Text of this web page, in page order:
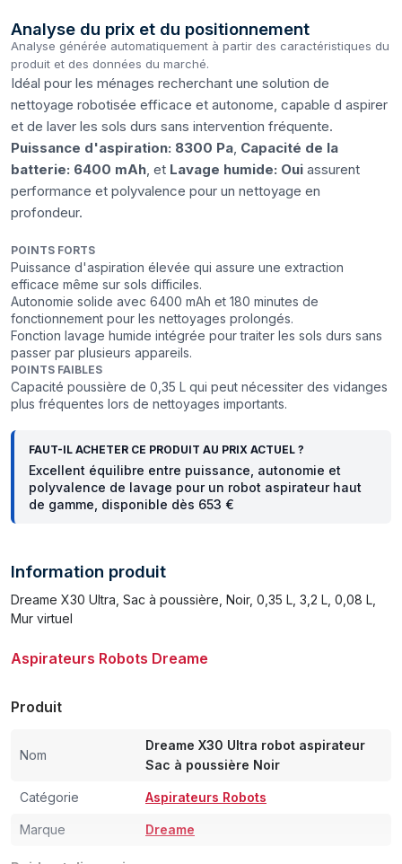
Analyse du prix et du positionnement
Analyse générée automatiquement à partir des caractéristiques du
produit et des données du marché.
Idéal pour les ménages recherchant une solution de
nettoyage robotisée efficace et autonome, capable d aspirer
et de laver les sols durs sans intervention fréquente.
Puissance d'aspiration: 8300 Pa Capacité de la
batterie: 6400 mAh , et Lavage humide: Oui assurent
performance et polyvalence pour un nettoyage en
profondeur.
POINTS FORTS
Puissance d'aspiration élevée qui assure une extraction
efficace même sur sols difficiles.
Autonomie solide avec 6400 mAh et 180 minutes de
fonctionnement pour les nettoyages prolongés.
Fonction lavage humide intégrée pour traiter les sols durs sans
passer par plusieurs appareils.
POINTS FAIBLES
Capacité poussière de 0,35 L qui peut nécessiter des vidanges
plus fréquentes lors de nettoyages importants.
FAUT-IL ACHETER CE PRODUIT AU PRIX ACTUEL ?
Excellent équilibre entre puissance, autonomie et
polyvalence de lavage pour un robot aspirateur haut
de gamme, disponible dès 653 €
Information produit
Dreame X30 Ultra, Sac à poussière, Noir, 0,35 L, 3,2 L, 0,08 L,
Mur virtuel
Aspirateurs Robots Dreame
Produit
Nom
Dreame X30 Ultra robot aspirateur
Sac à poussière Noir
Catégorie Aspirateurs Robots
Marque Dreame